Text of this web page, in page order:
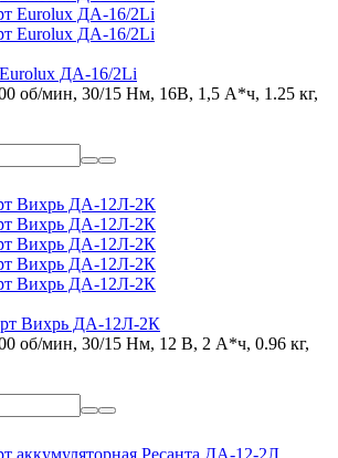
ДА-16/2Li
об/мин, 30/15 Нм, 16В, 1,5 А*ч, 1.25 кг,
Вихрь ДА-12Л-2К
об/мин, 30/15 Нм, 12 В, 2 А*ч, 0.96 кг,